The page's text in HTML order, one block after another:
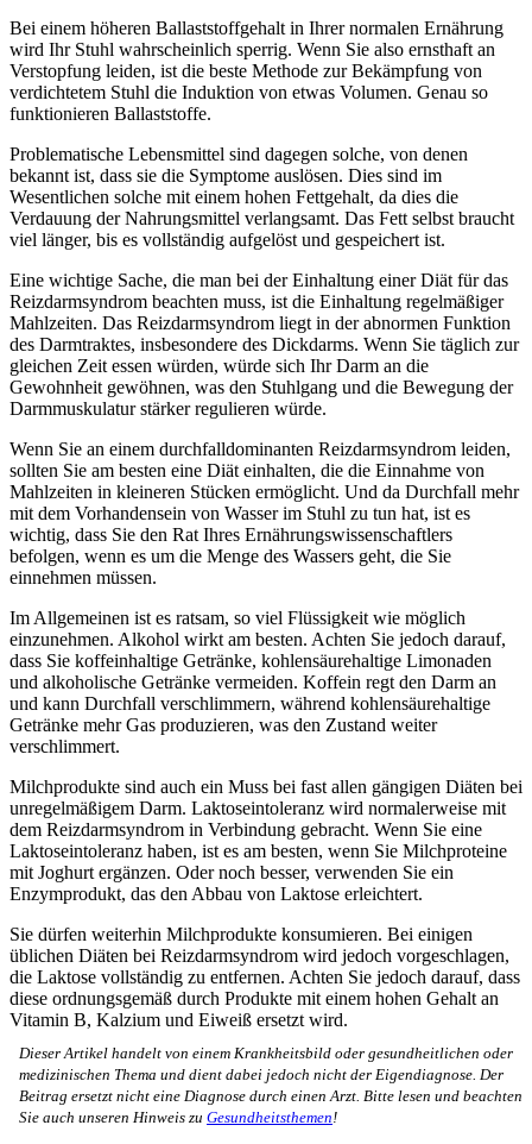
Bei einem höheren Ballaststoffgehalt in Ihrer normalen Ernährung
wird Ihr Stuhl wahrscheinlich sperrig. Wenn Sie also ernsthaft an
Verstopfung leiden, ist die beste Methode zur Bekämpfung von
verdichtetem Stuhl die Induktion von etwas Volumen. Genau so
funktionieren Ballaststoffe.
Problematische Lebensmittel sind dagegen solche, von denen
bekannt ist, dass sie die Symptome auslösen. Dies sind im
Wesentlichen solche mit einem hohen Fettgehalt, da dies die
Verdauung der Nahrungsmittel verlangsamt. Das Fett selbst braucht
viel länger, bis es vollständig aufgelöst und gespeichert ist.
Eine wichtige Sache, die man bei der Einhaltung einer Diät für das
Reizdarmsyndrom beachten muss, ist die Einhaltung regelmäßiger
Mahlzeiten. Das Reizdarmsyndrom liegt in der abnormen Funktion
des Darmtraktes, insbesondere des Dickdarms. Wenn Sie täglich zur
gleichen Zeit essen würden, würde sich Ihr Darm an die
Gewohnheit gewöhnen, was den Stuhlgang und die Bewegung der
Darmmuskulatur stärker regulieren würde.
Wenn Sie an einem durchfalldominanten Reizdarmsyndrom leiden,
sollten Sie am besten eine Diät einhalten, die die Einnahme von
Mahlzeiten in kleineren Stücken ermöglicht. Und da Durchfall mehr
mit dem Vorhandensein von Wasser im Stuhl zu tun hat, ist es
wichtig, dass Sie den Rat Ihres Ernährungswissenschaftlers
befolgen, wenn es um die Menge des Wassers geht, die Sie
einnehmen müssen.
Im Allgemeinen ist es ratsam, so viel Flüssigkeit wie möglich
einzunehmen. Alkohol wirkt am besten. Achten Sie jedoch darauf,
dass Sie koffeinhaltige Getränke, kohlensäurehaltige Limonaden
und alkoholische Getränke vermeiden. Koffein regt den Darm an
und kann Durchfall verschlimmern, während kohlensäurehaltige
Getränke mehr Gas produzieren, was den Zustand weiter
verschlimmert.
Milchprodukte sind auch ein Muss bei fast allen gängigen Diäten bei
unregelmäßigem Darm. Laktoseintoleranz wird normalerweise mit
dem Reizdarmsyndrom in Verbindung gebracht. Wenn Sie eine
Laktoseintoleranz haben, ist es am besten, wenn Sie Milchproteine
mit Joghurt ergänzen. Oder noch besser, verwenden Sie ein
Enzymprodukt, das den Abbau von Laktose erleichtert.
Sie dürfen weiterhin Milchprodukte konsumieren. Bei einigen
üblichen Diäten bei Reizdarmsyndrom wird jedoch vorgeschlagen,
die Laktose vollständig zu entfernen. Achten Sie jedoch darauf, dass
diese ordnungsgemäß durch Produkte mit einem hohen Gehalt an
Vitamin B, Kalzium und Eiweiß ersetzt wird.
Dieser Artikel handelt von einem Krankheitsbild oder gesundheitlichen oder
medizinischen Thema und dient dabei jedoch nicht der Eigendiagnose. Der
Beitrag ersetzt nicht eine Diagnose durch einen Arzt. Bitte lesen und beachten
Sie auch unseren Hinweis zu Gesundheitsthemen!